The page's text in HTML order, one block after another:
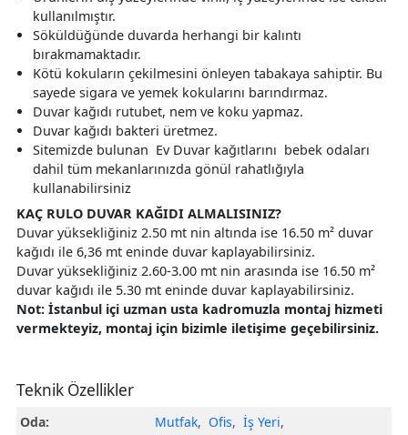
kullanılmıştır.
Söküldüğünde duvarda herhangi bir kalıntı
bırakmamaktadır.
Kötü kokuların çekilmesini önleyen tabakaya sahiptir. Bu
sayede sigara ve yemek kokularını barındırmaz.
Duvar kağıdı rutubet, nem ve koku yapmaz.
Duvar kağıdı bakteri üretmez.
Sitemizde bulunan Ev Duvar kağıtlarını bebek odaları
dahil tüm mekanlarınızda gönül rahatlığıyla
kullanabilirsiniz
KAÇ RULO DUVAR KAĞIDI ALMALISINIZ?
Duvar yüksekliğiniz 2.50 mt nin altında ise 16.50 m² duvar
kağıdı ile 6,36 mt eninde duvar kaplayabilirsiniz.
Duvar yüksekliğiniz 2.60-3.00 mt nin arasında ise 16.50 m²
duvar kağıdı ile 5.30 mt eninde duvar kaplayabilirsiniz.
Not: İstanbul içi uzman usta kadromuzla montaj hizmeti
vermekteyiz, montaj için bizimle iletişime geçebilirsiniz.
Teknik Özellikler
Oda: Mutfak, Ofis, İş Yeri,